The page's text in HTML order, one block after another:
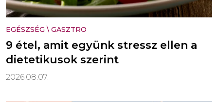
EGÉSZSÉG \ GASZTRO
9 étel, amit együnk stressz ellen a
dietetikusok szerint
2026.08.07.